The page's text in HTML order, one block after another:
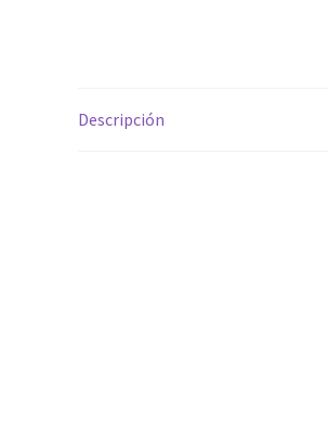
Descripción